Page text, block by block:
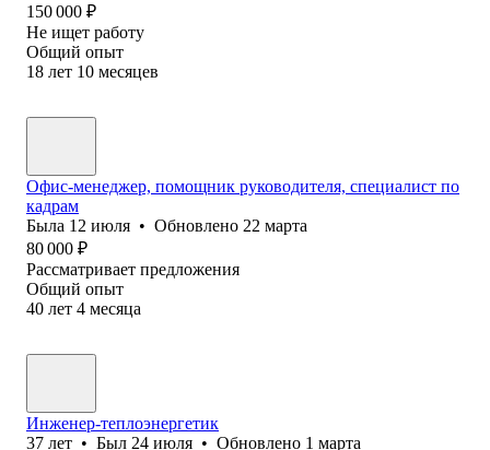
150 000 ₽
Не ищет работу
Общий опыт
18 лет 10 месяцев
Офис-менеджер, помощник руководителя, специалист по
кадрам
Была 12 июля • Обновлено 22 марта
80 000 ₽
Рассматривает предложения
Общий опыт
40 лет 4 месяца
Инженер-теплоэнергетик
37 лет • Был 24 июля • Обновлено 1 марта